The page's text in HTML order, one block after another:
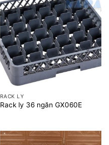
RACK LY
Rack ly 36 ngăn GX060E